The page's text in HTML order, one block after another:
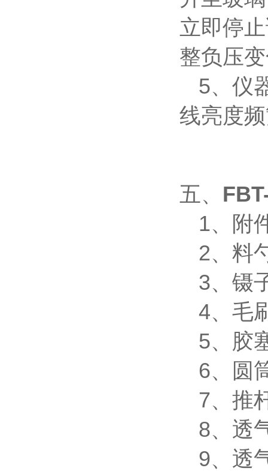
立即停
整负压
5、仪
线亮度
五、
1、附
2、料
3、镊
4、毛
5、胶
6、圆
7、推
8、透
9、透